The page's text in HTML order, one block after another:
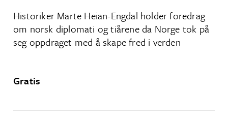
Historiker Marte Heian-Engdal holder foredrag
om norsk diplomati og tiårene da Norge tok på
seg oppdraget med å skape fred i verden
Gratis